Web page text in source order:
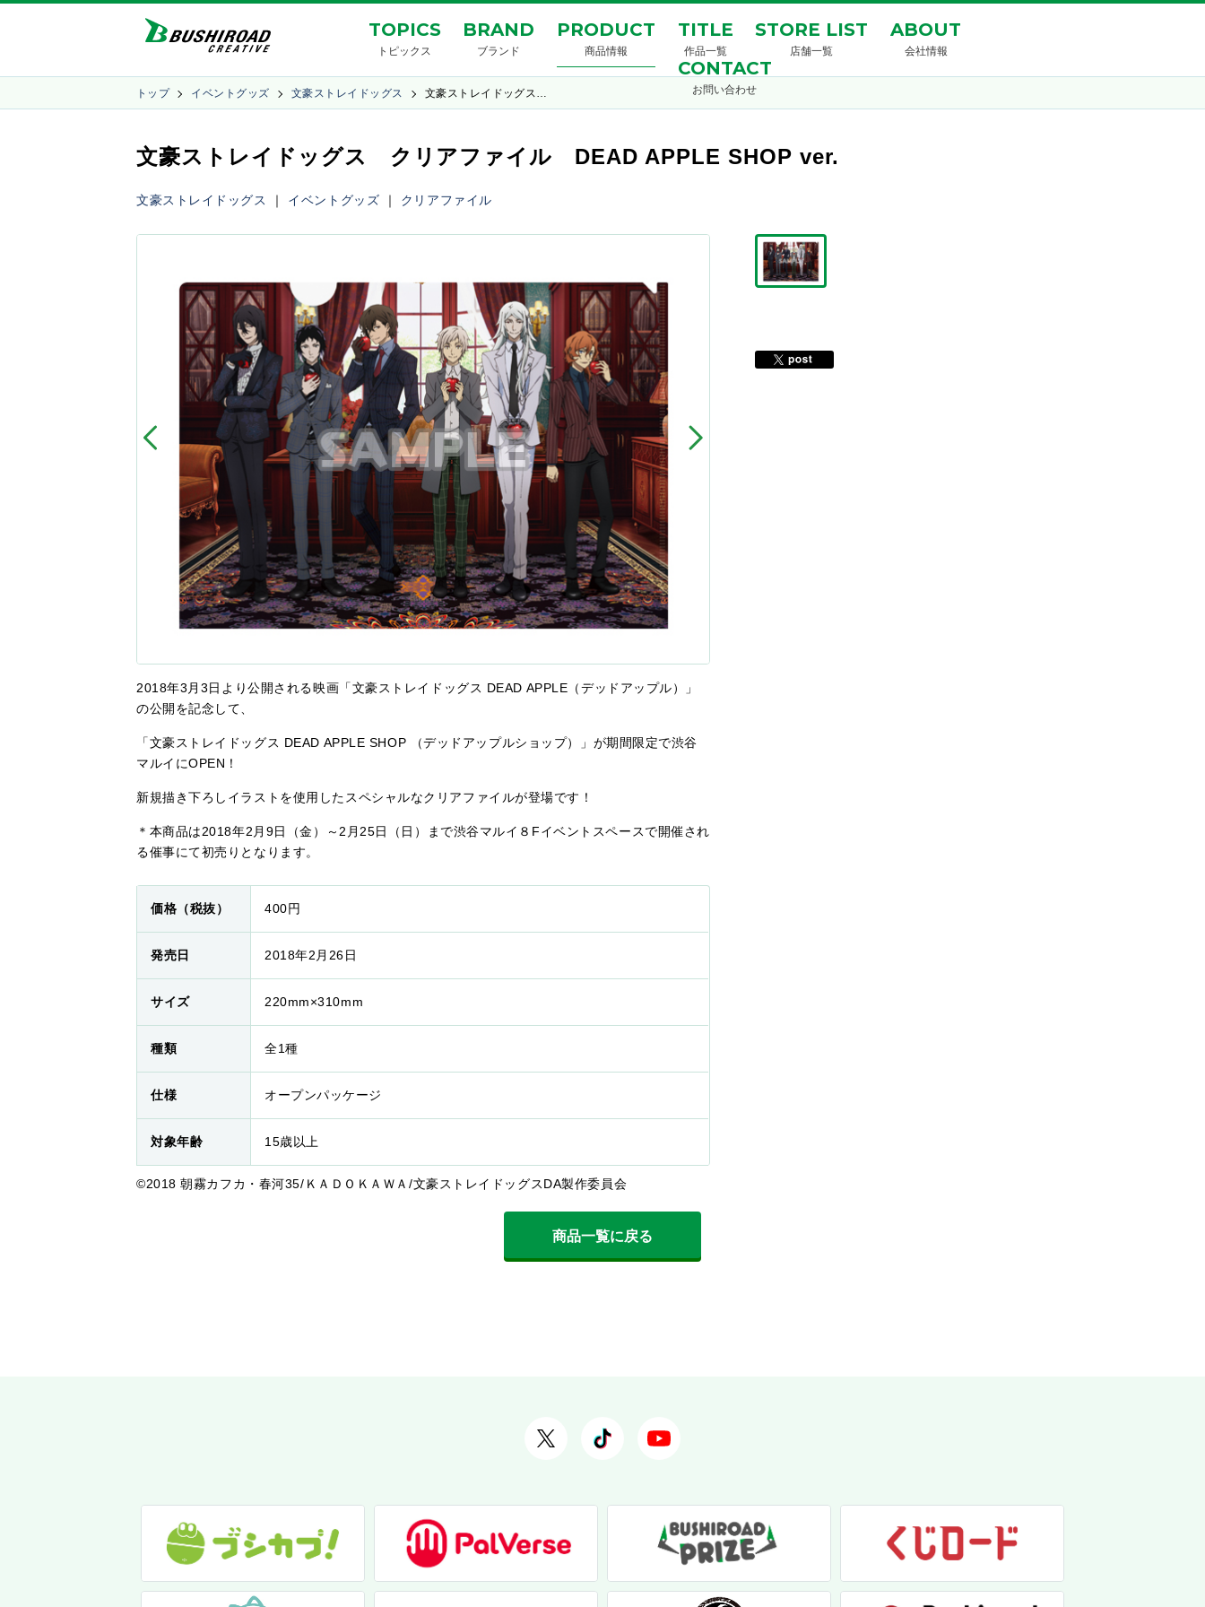
TOPICS
トピックス
BRAND
ブランド
PRODUCT
商品情報
TITLE
作品一覧
STORE LIST
店舗一覧
ABOUT
会社情報
CONTACT
お問い合わせ
トップ イベントグッズ 文豪ストレイドッグス 文豪ストレイドッグス…
文豪ストレイドッグス クリアファイル DEAD APPLE SHOP ver.
文豪ストレイドッグス ｜ イベントグッズ ｜ クリアファイル
2018年3月3日より公開される映画「文豪ストレイドッグス DEAD APPLE（デッドアップル）」
の公開を記念して、
「文豪ストレイドッグス DEAD APPLE SHOP （デッドアップルショップ）」が期間限定で渋谷
マルイにOPEN！
新規描き下ろしイラストを使用したスペシャルなクリアファイルが登場です！
＊本商品は2018年2月9日（金）～2月25日（日）まで渋谷マルイ８Fイベントスペースで開催され
る催事にて初売りとなります。
価格（税抜） 400円
発売日 2018年2月26日
サイズ 220mm×310mm
種類 全1種
仕様 オープンパッケージ
対象年齢 15歳以上
©2018 朝霧カフカ・春河35/ＫＡＤＯＫＡＷＡ/文豪ストレイドッグスDA製作委員会
商品一覧に戻る